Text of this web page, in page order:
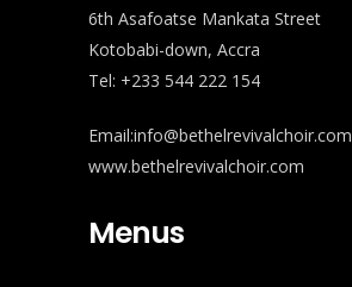
6th Asafoatse Mankata Street
Kotobabi-down, Accra
Tel: +233 544 222 154
Email:info@bethelrevivalchoir.com
www.bethelrevivalchoir.com
Menus